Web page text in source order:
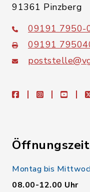
91361 Pinzberg
09191 7950-
09191
facebookinstagram
Montag bis
08.00-12.00 Uhr